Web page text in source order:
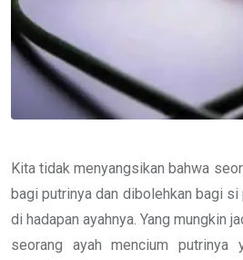
Kita tidak menyangsikan bahwa
bagi putrinya dan dibolehkan bagi
di hadapan ayahnya. Yang mungkin
seorang ayah mencium putrinya